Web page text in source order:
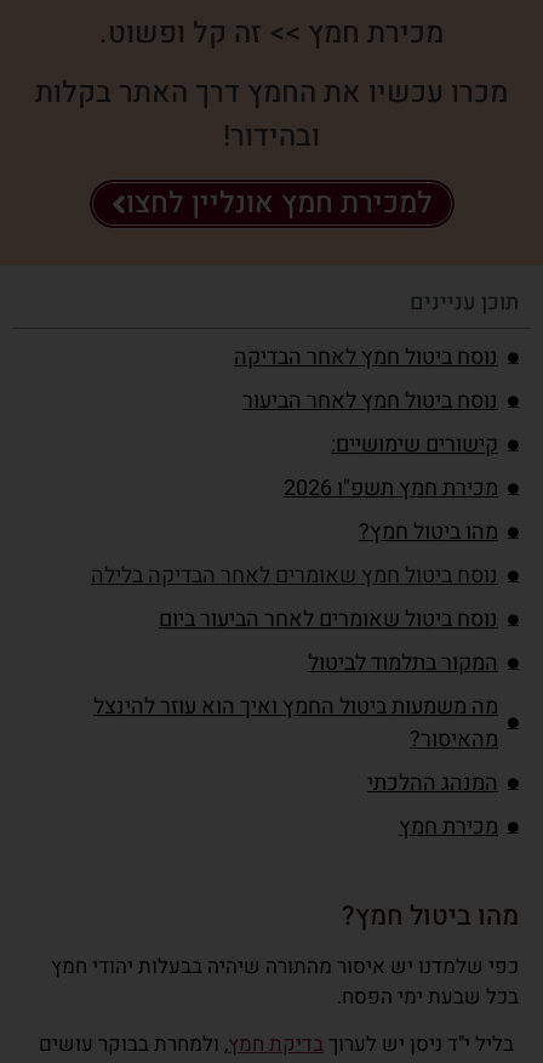
מכירת חמץ >> זה קל ופשוט.
מכרו עכשיו את החמץ דרך האתר בקלות
ובהידור!
למכירת חמץ אונליין לחצו
תוכן עניינים
נוסח ביטול חמץ לאחר הבדיקה
נוסח ביטול חמץ לאחר הביעור
קישורים שימושיים:
מכירת חמץ תשפ"ו 2026
מהו ביטול חמץ?
נוסח ביטול חמץ שאומרים לאחר הבדיקה בלילה
נוסח ביטול שאומרים לאחר הביעור ביום
המקור בתלמוד לביטול
מה משמעות ביטול החמץ ואיך הוא עוזר להינצל
מהאיסור?
המנהג ההלכתי
מכירת חמץ
מהו ביטול חמץ?
כפי שלמדנו יש איסור מהתורה שיהיה בבעלות יהודי חמץ
בכל שבעת ימי הפסח.
בליל י"ד ניסן יש לערוך בדיקת חמץ, ולמחרת בבוקר עושים